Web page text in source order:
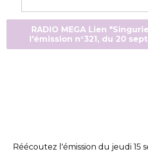
RADIO MEGA Lien
l'émission n°321, du 20
Réécoutez l'émission du jeudi 15